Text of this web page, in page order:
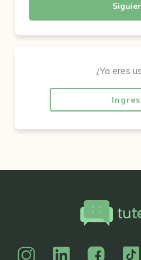
¿Ya eres